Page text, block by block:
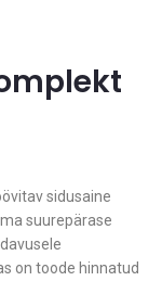
sidusaine
suurepärase
on toode hinnatud